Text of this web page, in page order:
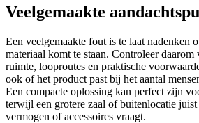
Veelgemaakte
Een veelgemaakte fout is te laat nadenken
materiaal komt te staan. Controleer daarom
ruimte, looproutes en praktische
ook of het product past bij het aantal
Een compacte oplossing kan perfect zijn
terwijl een grotere zaal of buitenlocatie
vermogen of accessoires vraagt.